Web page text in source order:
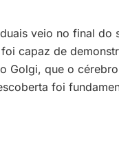
veio no final do
capaz de
Golgi, que o
foi